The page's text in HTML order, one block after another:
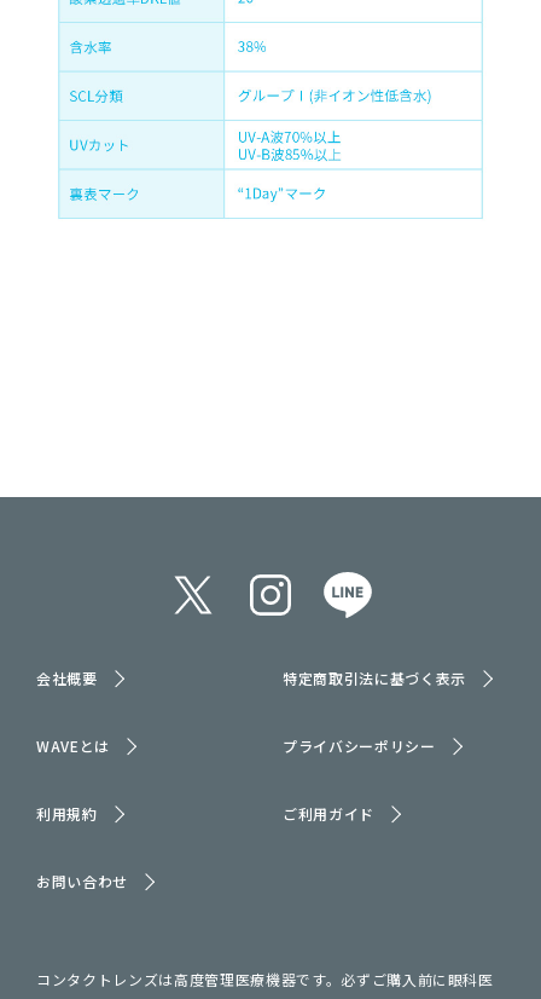
会社概要 特定商取引法に基づく表示
WAVEとは プライバシーポリシー
利用規約 ご利用ガイド
お問い合わせ
コンタクトレンズは高度管理医療機器です。必ずご購入前に眼科医